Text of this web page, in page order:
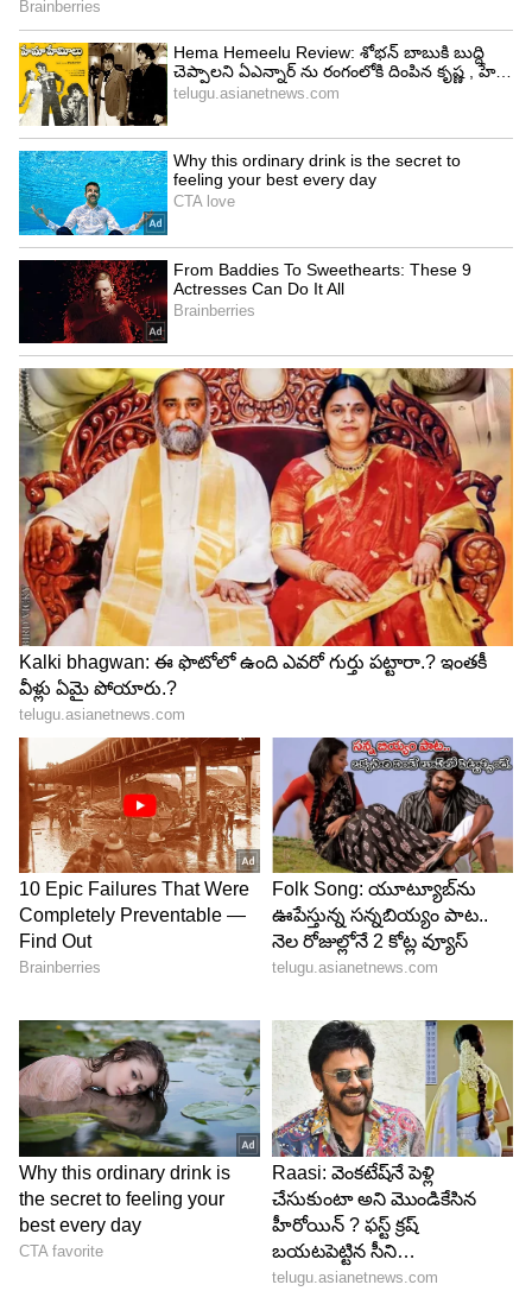
Image Credit :Gemini AI
ప్రమాదాలను నివారించడంలో వీటి పాత్ర ఏమిటి?
ఒకవేళ లెక్కల్లో తేడా వస్తే, అంటే కొన్ని బోగీలు వెనుక
మిగిలిపోయినా లేదా ప్రమాదం కారణంగా రైలు
విడిపోయినా, యాక్సిల్ కౌంటర్ వెంటనే హెచ్చరిక
పంపిస్తుంది. అప్పుడు సిగ్నల్ వ్యవస్థ ఆటోమేటిక్‌గా ఎరుపు
రంగులోకి మారుతుంది. దీంతో మరో రైలును అదే ట్రాక్‌పైకి
అనుమతించరు. ఈ విధంగా రైళ్ల ఢీకొనడం, పట్టాలు తప్పిన
బోగీలపై మరో రైలు వెళ్లడం వంటి ప్రమాదాలను
నివారించడంలో ఈ వ్యవస్థ కీలక పాత్ర పోషిస్తుంది.
4
6
Image Credit :Gemini AI
సిగ్నలింగ్ వ్యవస్థతో అనుసంధానం ఎలా ఉంటుంది?
ఈ బాక్స్‌ల నుంచి సేకరించిన సమాచారం నేరుగా రైల్వే
సిగ్నలింగ్ నెట్‌వర్క్‌కు చేరుతుంది. స్టేషన్ల మధ్య రైళ్ల
కదలికలను నియంత్రించే ఇంటర్‌లాకింగ్ వ్యవస్థ కూడా ఇదే
సమాచారాన్ని ఉపయోగిస్తుంది. కొన్ని ఆధునిక మార్గాల్లో
ఆటోమేటిక్ ట్రైన్ కంట్రోల్ వ్యవస్థలు, భద్రతా హెచ్చరికలు
కూడా ఈ డేటా ఆధారంగానే పనిచేస్తాయి. అందువల్ల ఈ